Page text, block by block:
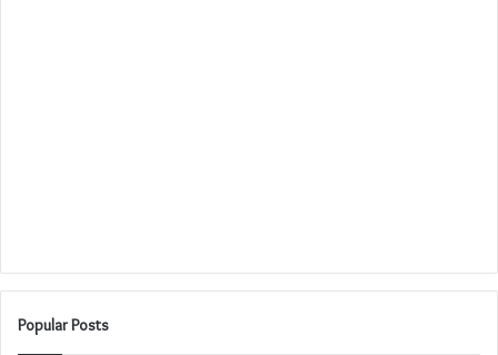
Popular Posts